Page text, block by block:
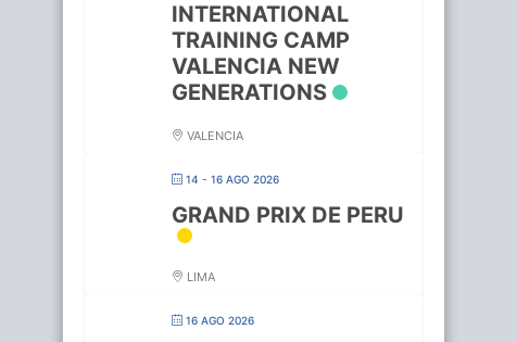
INTERNATIONAL
TRAINING CAMP
VALENCIA NEW
GENERATIONS
VALENCIA
14 - 16 AGO 2026
GRAND PRIX DE PERU
LIMA
16 AGO 2026